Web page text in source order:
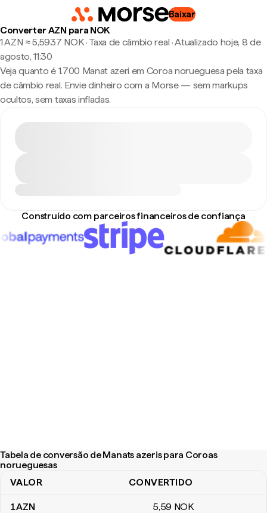
Baixar
Converter AZN para NOK
1 AZN ≈ 5,5937 NOK · Taxa de câmbio real ·Atualizado hoje, 8 de
agosto, 11:30
Veja quanto é 1.700 Manat azeri em Coroa norueguesa pela taxa
de câmbio real. Envie dinheiro com a Morse — sem markups
ocultos, sem taxas infladas.
Construído com parceiros financeiros de confiança
Tabela de conversão de Manats azeris para Coroas
norueguesas
Tabela de conversão de Manats azeris para Coroas norueguesas
VALOR CONVERTIDO
1AZN 5,59 NOK